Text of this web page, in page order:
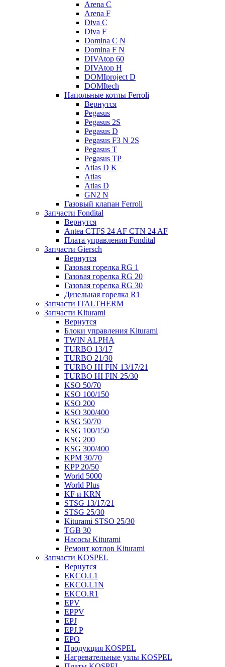
Arena C
Arena F
Diva C
Diva F
Domina C N
Domina F N
DIVAtop 60
DIVAtop H
DOMIproject D
DOMItech
Напольные котлы Ferroli
Вернутся
Pegasus
Pegasus 2S
Pegasus D
Pegasus F3 N 2S
Pegasus T
Pegasus TP
Atlas D K
Atlas
Atlas D
GN2 N
Газовый клапан Ferroli
Запчасти Fondital
Вернутся
Antea CTFS 24 AF CTN 24 AF
Плата управления Fondital
Запчасти Giersch
Вернутся
Газовая горелка RG 1
Газовая горелка RG 20
Газовая горелка RG 30
Дизельная горелка R1
Запчасти ITALTHERM
Запчасти Kiturami
Вернутся
Блоки управления Kiturami
TWIN ALPHA
TURBO 13/17
TURBO 21/30
TURBO HI FIN 13/17/21
TURBO HI FIN 25/30
KSO 50/70
KSO 100/150
KSO 200
KSO 300/400
KSG 50/70
KSG 100/150
KSG 200
KSG 300/400
KPM 30/70
KPP 20/50
Worid 5000
World Plus
KF и KRN
STSG 13/17/21
STSG 25/30
Kiturami STSO 25/30
TGB 30
Насосы Kiturami
Ремонт котлов Kiturami
Запчасти KOSPEL
Вернутся
EKCO.L1
EKCO.L1N
EKCO.R1
EPV
EPPV
EPJ
EPJ.P
EPO
Продукция KOSPEL
Нагревательные узлы KOSPEL